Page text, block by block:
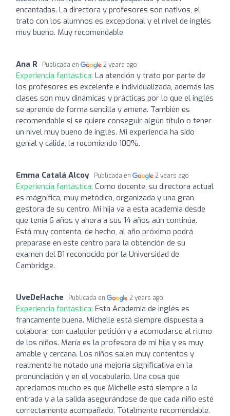
encantadas. La directora y profesores son nativos, el
trato con los alumnos es excepcional y el nivel de inglés
muy bueno. Muy recomendable
Ana R Publicada en 2 years ago
Experiencia fantástica: La atención y trato por parte de
los profesores es excelente e individualizada, además las
clases son muy dinámicas y prácticas por lo que el inglés
se aprende de forma sencilla y amena. También es
recomendable si se quiere conseguir algún título o tener
un nivel muy bueno de inglés. Mi experiencia ha sido
genial y cálida, la recomiendo 100%.
Emma Catalá Alcoy Publicada en 2 years ago
Experiencia fantástica: Como docente, su directora actual
es mágnífica, muy metódica, organizada y una gran
gestora de su centro. Mi hija va a esta academia desde
que tenía 6 años y ahora a sus 14 años aún continúa.
Está muy contenta, de hecho, al año próximo podrá
preparase en este centro para la obtención de su
examen del B1 reconocido por la Universidad de
Cambridge.
UveDeHache Publicada en 2 years ago
Experiencia fantástica: Esta Academia de inglés es
francamente buena. Michelle está siempre dispuesta a
colaborar con cualquier petición y a acomodarse al ritmo
de los niños. María es la profesora de mi hija y es muy
amable y cercana. Los niños salen muy contentos y
realmente he notado una mejoría significativa en la
pronunciación y en el vocabulario. Una cosa que
apreciamos mucho es que Michelle está siempre a la
entrada y a la salida asegurándose de que cada niño esté
correctamente acompañado. Totalmente recomendable.